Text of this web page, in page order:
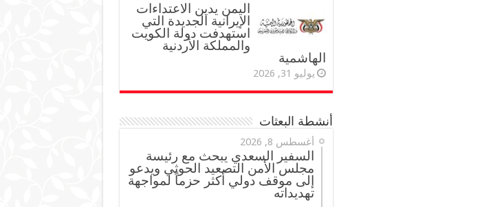
اليمن يدين الاعتداءات
الإيرانية الجديدة التي
استهدفت دولة الكويت
والمملكة الأردنية
الهاشمية
يوليو 31, 2026
أنشطة البعثات
أغسطس 8, 2026
السفير السعدي يبحث مع رئيسة
مجلس الأمن التصعيد الحوثي ويدعو
إلى موقف دولي أكثر حزماً لمواجهة
تهديداته